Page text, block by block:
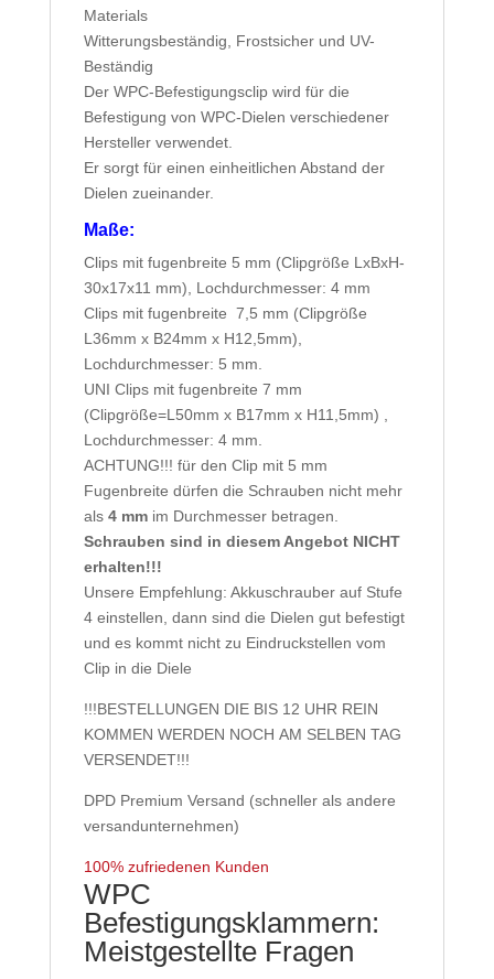
Materials
Witterungsbeständig, Frostsicher und UV-
Beständig
Der WPC-Befestigungsclip wird für die
Befestigung von WPC-Dielen verschiedener
Hersteller verwendet.
Er sorgt für einen einheitlichen Abstand der
Dielen zueinander.
Maße:
Clips mit fugenbreite 5 mm (Clipgröße LxBxH-
30x17x11 mm), Lochdurchmesser: 4 mm
Clips mit fugenbreite 7,5 mm (Clipgröße
L36mm x B24mm x H12,5mm),
Lochdurchmesser: 5 mm.
UNI Clips mit fugenbreite 7 mm
(Clipgröße=L50mm x B17mm x H11,5mm) ,
Lochdurchmesser: 4 mm.
ACHTUNG!!! für den Clip mit 5 mm
Fugenbreite dürfen die Schrauben nicht mehr
als 4 mmim Durchmesser betragen.
Schrauben sind in diesem Angebot NICHT
erhalten!!!
Unsere Empfehlung: Akkuschrauber auf Stufe
4 einstellen, dann sind die Dielen gut befestigt
und es kommt nicht zu Eindruckstellen vom
Clip in die Diele
!!!BESTELLUNGEN DIE BIS 12 UHR REIN
KOMMEN WERDEN NOCH AM SELBEN TAG
VERSENDET!!!
DPD Premium Versand (schneller als andere
versandunternehmen)
100% zufriedenen Kunden
WPC
Befestigungsklammern:
Meistgestellte Fragen